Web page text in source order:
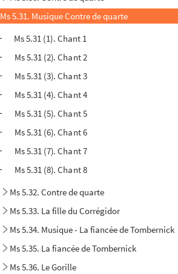
Ms 5.31. Musique Contre de quarte
Ms 5.31 (1). Chant 1
Ms 5.31 (2). Chant 2
Ms 5.31 (3). Chant 3
Ms 5.31 (4). Chant 4
Ms 5.31 (5). Chant 5
Ms 5.31 (6). Chant 6
Ms 5.31 (7). Chant 7
Ms 5.31 (8). Chant 8
Ms 5.32. Contre de quarte
Ms 5.33. La fille du Corrégidor
Ms 5.34. Musique - La fiancée de Tombernick
Ms 5.35. La fiancée de Tombernick
Ms 5.36. Le Gorille